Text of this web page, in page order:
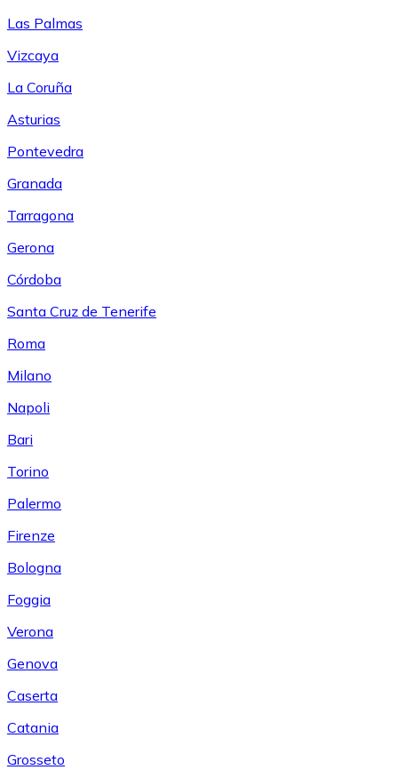
Las Palmas
Vizcaya
La Coruña
Asturias
Pontevedra
Granada
Tarragona
Gerona
Córdoba
Santa Cruz de Tenerife
Roma
Milano
Napoli
Bari
Torino
Palermo
Firenze
Bologna
Foggia
Verona
Genova
Caserta
Catania
Grosseto